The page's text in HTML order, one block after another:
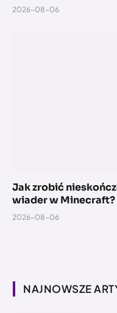
2026-08-06
Jak zrobić
wiader w Minecraft?
2026-08-06
NAJNOWSZE